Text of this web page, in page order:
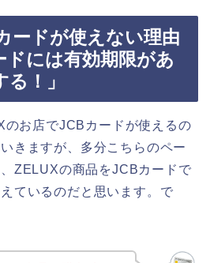
ードが使えない理由
ドには有効期限があ
！」
のお店でJCBカードが使えるの
きますが、多分こちらのペー
ZELUXの商品をJCBカードで
ているのだと思います。で